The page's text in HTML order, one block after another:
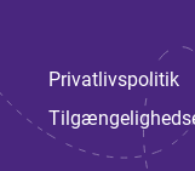
Privatlivspolitik